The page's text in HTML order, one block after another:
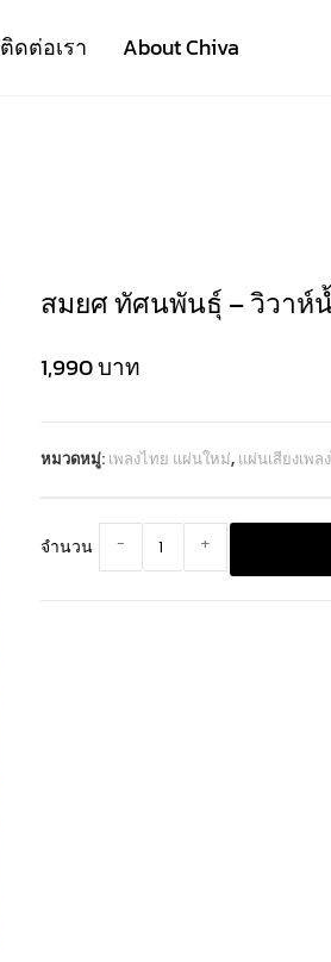
ติดต่อเรา About Chiva
สมยศ ทัศนพันธุ์ – วิวาห์
1,990บาท
หมวดหมู่: เพลงไทย แผ่นใหม่, แผ่นเสียงเพล
จำนวน - +